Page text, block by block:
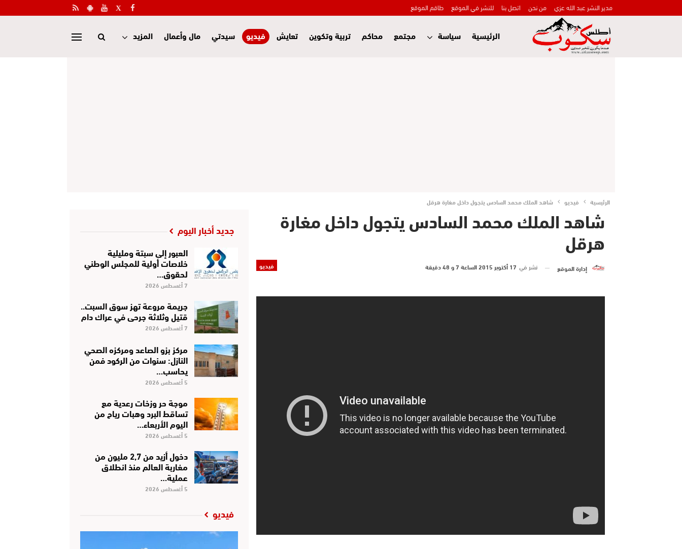
مدير النشر عبد الله عزي من نحن اتصل بنا للنشر في الموقع طاقم الموقع
الرئيسية سياسة مجتمع محاكم تربية وتكوين تعايش فيديو سيدتي مال وأعمال المزيد
الرئيسية فيديو شاهد الملك محمد السادس يتجول داخل مغارة هرقل
شاهد الملك محمد السادس يتجول داخل مغارة
هرقل
فيديو إدارة الموقع نشر في 17 أكتوبر 2015 الساعة 7 و 48 دقيقة
جديد أخبار اليوم
العبور إلى سبتة ومليلية
خلاصات أولية للمجلس الوطني
لحقوق…
7 أغسطس 2026
جريمة مروعة تهز سوق السبت..
قتيل وثلاثة جرحى في عراك دام
7 أغسطس 2026
مركز بزو الصاعد ومركزه الصحي
النازل: سنوات من الركود فمن
يحاسب…
5 أغسطس 2026
موجة حر وزخات رعدية مع
تساقط البرد وهبات رياح من
اليوم الأربعاء…
5 أغسطس 2026
دخول أزيد من 2,7 مليون من
مغاربة العالم منذ انطلاق
عملية…
5 أغسطس 2026
فيديو